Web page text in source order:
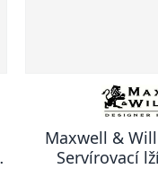
Maxwell &
Servírovací